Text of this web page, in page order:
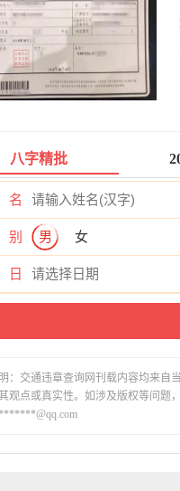
八字精批
男 女
：交通违章查询网刊载内容均来自
观点或真实性。如涉及版权等问题